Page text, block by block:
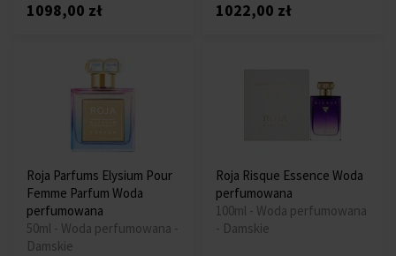
1098,00 zł 1022,00 zł
Roja Parfums Elysium Pour
Femme Parfum Woda
perfumowana
50ml - Woda perfumowana -
Damskie
Roja Risque Essence Woda
perfumowana
100ml - Woda perfumowana
- Damskie